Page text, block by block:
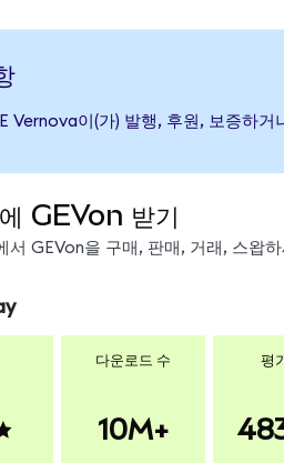
Vernova이(가) 발행, 후원, 보증하
GEVon 받기
서 GEVon을 구매, 판매, 거래, 스왑
다운로드 수
10M+
평